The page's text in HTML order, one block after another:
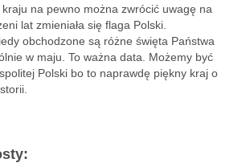
na pewno można zwrócić uwagę na
lat zmieniała się flaga Polski.
obchodzone są różne święta Państwa
w maju. To ważna data. Możemy być
Polski bo to naprawdę piękny kraj o